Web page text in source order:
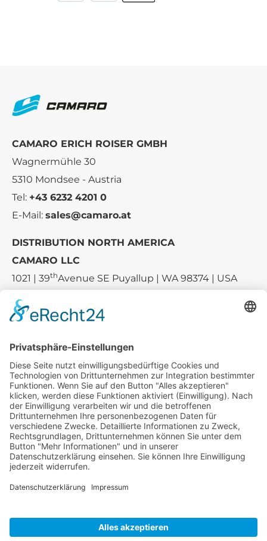
CAMARO ERICH ROISER GMBH
Wagnermühle 30
5310 Mondsee - Austria
Tel: +43 6232 4201 0
E-Mail: sales@camaro.at
DISTRIBUTION NORTH AMERICA
CAMARO LLC
1021 | 39thAvenue SE Puyallup | WA 98374 | USA
Tel.:+1 253-867-57 35
Unternehmen
Service
Media
© 2026 - Camaro Erich Roiser GmbH
AGB Impressum